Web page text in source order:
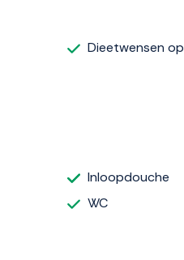
Dieetwensen
Inloopdouche
WC